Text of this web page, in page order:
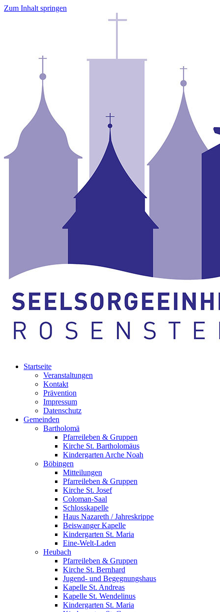
Zum Inhalt springen
Startseite
Veranstaltungen
Kontakt
Prävention
Impressum
Datenschutz
Gemeinden
Bartholomä
Pfarreileben & Gruppen
Kirche St. Bartholomäus
Kindergarten Arche Noah
Böbingen
Mitteilungen
Pfarreileben & Gruppen
Kirche St. Josef
Coloman-Saal
Schlosskapelle
Haus Nazareth / Jahreskrippe
Beiswanger Kapelle
Kindergarten St. Maria
Eine-Welt-Laden
Heubach
Pfarreileben & Gruppen
Kirche St. Bernhard
Jugend- und Begegnungshaus
Kapelle St. Andreas
Kapelle St. Wendelinus
Kindergarten St. Maria